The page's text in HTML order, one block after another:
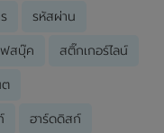
รหัสผ่าน
ฟสบุ๊ค สติ๊กเกอร์ไลน์
ต
ฮาร์ดดิสก์